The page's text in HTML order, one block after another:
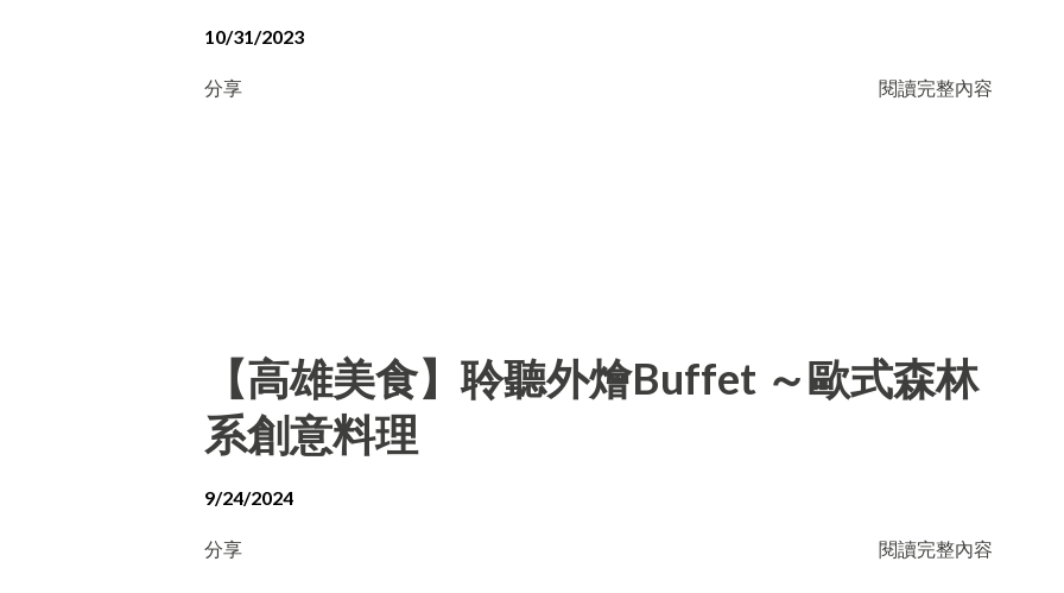
10/31/2023
分享 閱讀完整內容
【高雄美食】聆聽外燴Buffet ～歐式森林
系創意料理
9/24/2024
分享 閱讀完整內容